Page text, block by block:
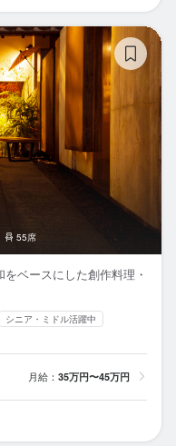
55席
ベースにした創作料理・
シニア・ミドル活躍中
月給： 35万円〜45万円